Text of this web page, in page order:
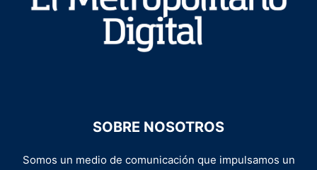
SOBRE NOSOTROS
Somos un medio de comunicación que impulsamos un